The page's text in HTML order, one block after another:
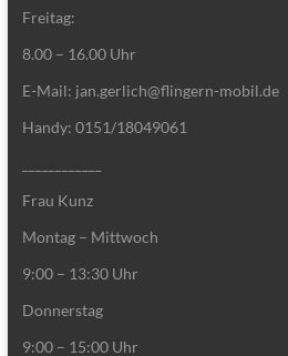
Freitag:
8.00 – 16.00 Uhr
E-Mail: jan.gerlich@flingern-mobil.de
Handy: 0151/18049061
Frau Kunz
Montag – Mittwoch
9:00 – 13:30 Uhr
Donnerstag
9:00 – 15:00 Uhr